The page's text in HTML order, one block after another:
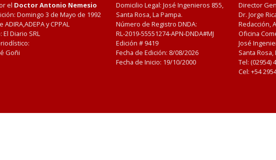
el Doctor Antonio Nemesio
Domingo 3 de Mayo de 1992
y CPPAL
Diario SRL
Goñi
Domicilio Legal: José Ingenieros 855,
Santa Rosa, La Pampa.
Número de Registro DNDA:
RL-2019-55551274-APN-DNDA#MJ
Edición # 9419
Fecha de Edición: 8/08/2026
Fecha de Inicio: 19/10/2000
Director
Dr. Jorge
Redacción,
Oficina
José
Santa Rosa,
Tel: (02954)
Cel: +54